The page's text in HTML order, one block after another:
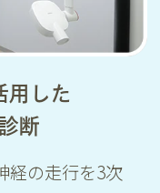
用した
断
経の走行を3次